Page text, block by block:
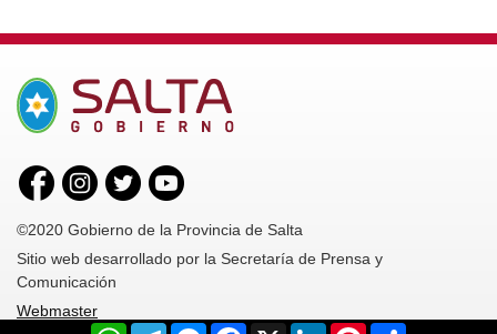
©2020 Gobierno de la Provincia de Salta
Sitio web desarrollado por la Secretaría de Prensa y
Comunicación
Webmaster